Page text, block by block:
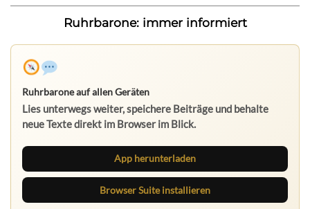
Ruhrbarone: immer informiert
Ruhrbarone auf allen Geräten
Lies unterwegs weiter, speichere Beiträge und behalte
neue Texte direkt im Browser im Blick.
App herunterladen
Browser Suite installieren